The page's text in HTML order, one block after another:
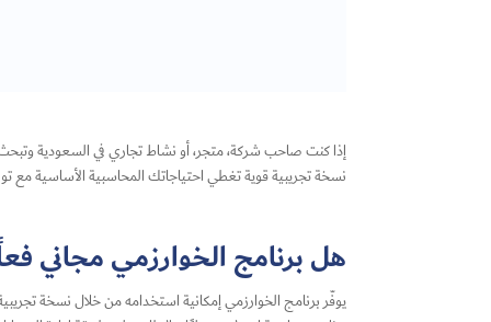
إذا كنت صاحب شركة، متجر، أو نشاط تجاري في السعودية
نسخة تجريبية قوية تغطي احتياجاتك المحاسبية الأساسية
هل برنامج الخوارزمي مجاني
يوفّر برنامج الخوارزمي إمكانية استخدامه من خلال نسخة